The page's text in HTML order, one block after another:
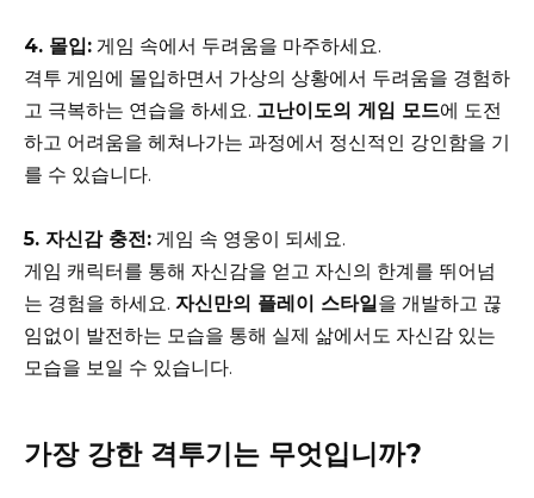
4. 몰입: 게임 속에서 두려움을 마주하세요.
격투 게임에 몰입하면서 가상의 상황에서 두려움을 경험하
고 극복하는 연습을 하세요. 고난이도의 게임 모드에 도전
하고 어려움을 헤쳐나가는 과정에서 정신적인 강인함을 기
를 수 있습니다.
5. 자신감 충전: 게임 속 영웅이 되세요.
게임 캐릭터를 통해 자신감을 얻고 자신의 한계를 뛰어넘
는 경험을 하세요. 자신만의 플레이 스타일을 개발하고 끊
임없이 발전하는 모습을 통해 실제 삶에서도 자신감 있는
모습을 보일 수 있습니다.
가장 강한 격투기는 무엇입니까?